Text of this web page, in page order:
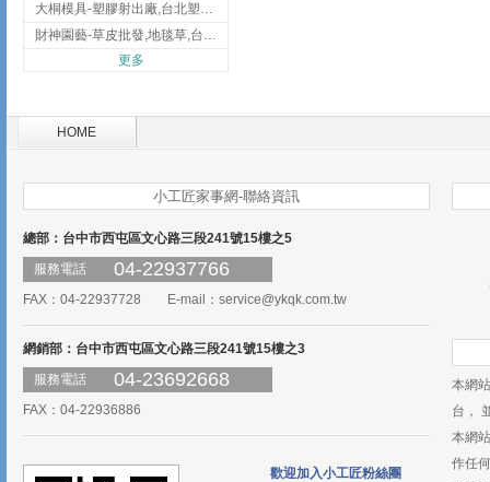
大桐模具-塑膠射出廠,台北塑膠射出廠
財神園藝-草皮批發,地毯草,台北草,彰化地毯草,彰化台北草
更多
HOME
小工匠家事網-聯絡資訊
總部：台中市西屯區文心路三段241號15樓之5
服務電話
04-22937766
FAX：04-22937728 E-mail： service@ykqk.com.tw
網銷部：台中市西屯區文心路三段241號15樓之3
服務電話
04-23692668
FAX：04-22936886
歡迎加入小工匠粉絲團
本網
台，
本網
作任